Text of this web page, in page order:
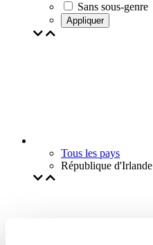
Sans sous-genre
Appliquer
Tous les pays
République d'Irlande